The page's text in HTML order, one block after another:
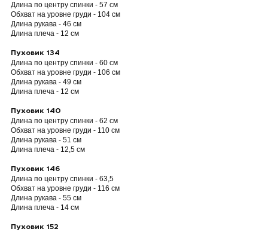
Длина по центру спинки - 57 см
Обхват на уровне груди - 104 см
Длина рукава - 46 см
Длина плеча - 12 см
Пуховик 134
Длина по центру спинки - 60 см
Обхват на уровне груди - 106 см
Длина рукава - 49 см
Длина плеча - 12 см
Пуховик 140
Длина по центру спинки - 62 см
Обхват на уровне груди - 110 см
Длина рукава - 51 см
Длина плеча - 12,5 см
Пуховик 146
Длина по центру спинки - 63,5
Обхват на уровне груди - 116 см
Длина рукава - 55 см
Длина плеча - 14 см
Пуховик 152